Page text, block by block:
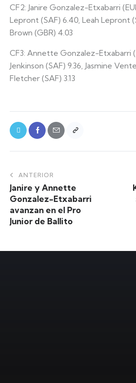
CF2: Janire Gonzalez-Etxabarri
Lepront (SAF) 6.40, Leah Lepront
Brown (GBR) 4.03
CF3: Annette Gonzalez-Etxabarri
Jenkinson (SAF) 9.36, Jasmine
Fletcher (SAF) 3.13
ANTERIOR
Janire y Annette
Gonzalez-Etxabarri
avanzan en el Pro
Junior de Ballito